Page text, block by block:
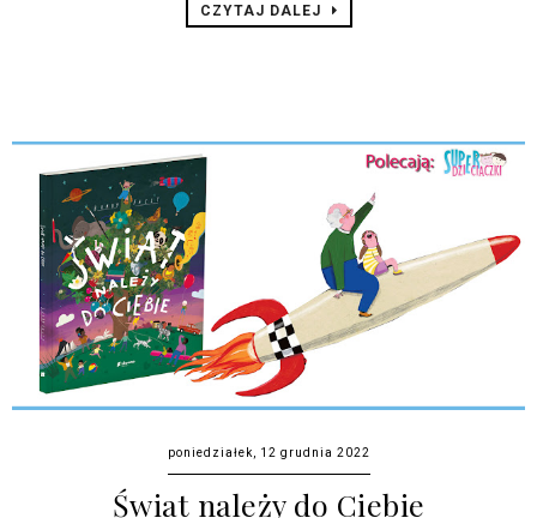
CZYTAJ DALEJ
poniedziałek, 12 grudnia 2022
Świat należy do Ciebie